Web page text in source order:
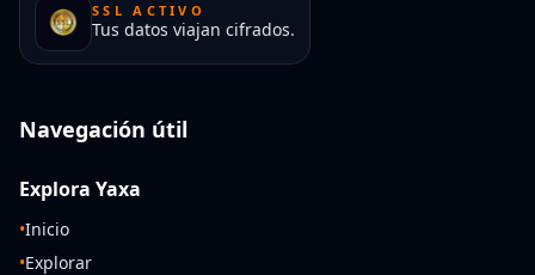
SSL ACTIVO
Tus datos viajan cifrados.
Navegación útil
Explora Yaxa
•Inicio
•Explorar